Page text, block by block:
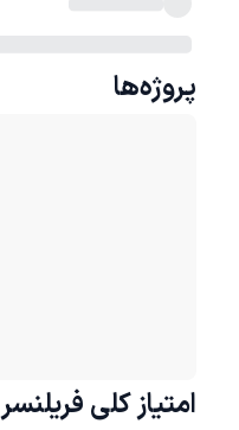
پروژه‌ها
امتیاز کلی فریلنسر